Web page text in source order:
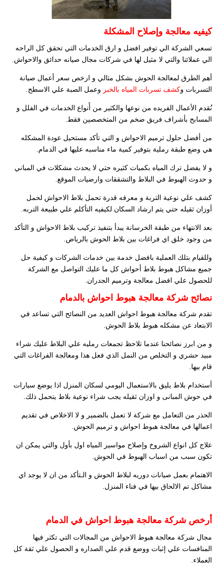
كيفيه معالجة وإصلاح المشكلة
تسعي الشركة الي توفير افضل و ارق الخدمات التي تحقق كل الراحه
الي عملائنا والتي لا مثيل لها في شركات مجال صيانه حدائق والاحواش.
أهم الطرق لمعالجة الحوش بشكل مثالي و ارخص سعر أعمال صيانة
التسربات وكشف تسربات المياه بالخبر وعمل الصبة علي الاسطح.
نُقدم الأعمال الفريده من نوعها والكثير من أَنواع الخدمات في الفلل و
المسابح بأشراف فريق ضخم من المتخصصين فقط.
من أفضل حلول ترميم الاحواش و التي تأكد مستحيل عودة المشكله
هي وضع طبقة رملية بتوفير كمية ماء مناسبه عليها في الدمام.
و لا يفضل ترك المياه بكميات كثيره حتي لا يحدث مشكلات في المباني
و حدوث الهبوط في البلاط والتشققات وارضيات الموقع.
كشف علي نوعية التربة و معرفه قدرة تحمل بلاط الاحواش لحمل
أوزان ثقيله حتي يتم ارشاد السكان لكيفيه التأكلم علي طبيعة التربه.
بعد الانتهاء من طبقة الخرسانة يبدأ بتنفيذ تركيب بلاط الاحواش و التأكد
من وجود خلق اي فراغات بين بلاط الحوش بالرياض.
وللقيام بتلك العملية بافضل خدمة بين خدمات الشركات و كيفية حل
جميع مشاكل هبوط بلاط أحواش كل ما عليك التواصل مع الشركة
للحصول علي افضل معالجة وترميم الجدران.
نصائح شركة معالجة هبوط احواش بالدمام
تقدم شركة معالجة هبوط احواش العديد من النصائح التي تساعد في
الابتعاد عن مشكله هبوط بلاط الحوش.
و من ابرز نصائحنا عندما تلاحظ تجمعات رمليه علي البلاط عليك شراء
مبيد حشري و التخلص من النمل الذي فعل هذا ومعالجة الفراغات التي
قام بيها.
أستخدام بلاط يليق بالاستعمال اليومي لسكان المنزل اذا يوضع سيارات
في حوش المبانى و اوزان ثقيله يجب شراء نوعية بلاط يتحمل ذلك.
الحذر من التعامل مع شركة لا تعمل بالضمير و لا الاخلاص في تقديم
اعمالها في معالجة هبوط احواش و ترميم الحوش.
علاج كل انواع الشروخ وإصلاح مواسير المياه اول بأول والتي يمكن ان
تكون سبب من اسباب الهبوط في الحوش.
الاهتمام بعمل صيانات دوريه لبلاط الحوش و الـتأكد من ان لا يوجد اي
مشاكل تم الالحاق بيها في فناء المنزل.
أرخص شركة معالجة هبوط احواش في الدمام
مجال شركة معالجة هبوط الاحواش من المجالات التي تكثر فيها
المنافسات علي إثبات ووضع قدم علي الصداره و الحصول علي ثقة كل
العملاء.